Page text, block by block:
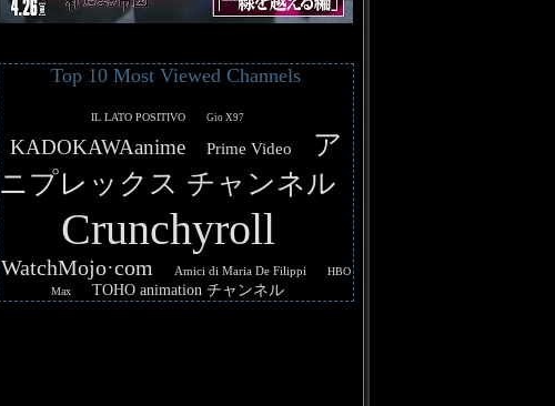
Top 10 Most Viewed Channels
IL LATO POSITIVO Gio X97
KADOKAWAanime Prime Video
ア
ニプレックス チャンネル
Crunchyroll
WatchMojo·com Amici di Maria De Filippi
HBO
Max
TOHO animation チャンネル